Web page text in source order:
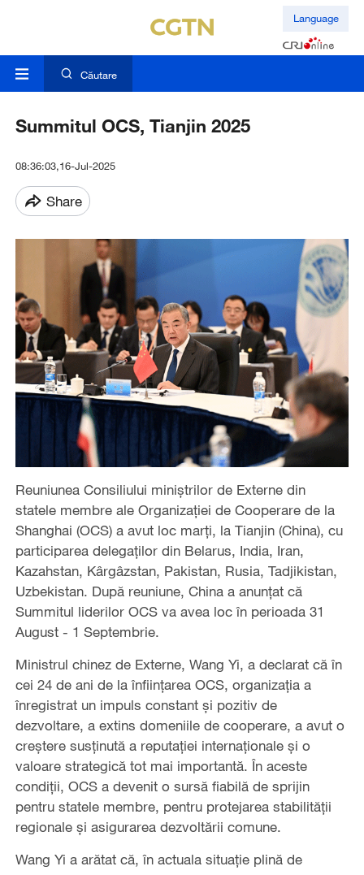
Language
Căutare
Summitul OCS, Tianjin 2025
08:36:03,16-Jul-2025
Share
Reuniunea Consiliului miniștrilor de Externe din
statele membre ale Organizației de Cooperare de la
Shanghai (OCS) a avut loc marți, la Tianjin (China), cu
participarea delegaților din Belarus, India, Iran,
Kazahstan, Kârgâzstan, Pakistan, Rusia, Tadjikistan,
Uzbekistan. După reuniune, China a anunțat că
Summitul liderilor OCS va avea loc în perioada 31
August - 1 Septembrie.
Ministrul chinez de Externe, Wang Yi, a declarat că în
cei 24 de ani de la înființarea OCS, organizația a
înregistrat un impuls constant și pozitiv de
dezvoltare, a extins domeniile de cooperare, a avut o
creștere susținută a reputației internaționale și o
valoare strategică tot mai importantă. În aceste
condiții, OCS a devenit o sursă fiabilă de sprijin
pentru statele membre, pentru protejarea stabilității
regionale și asigurarea dezvoltării comune.
Wang Yi a arătat că, în actuala situație plină de